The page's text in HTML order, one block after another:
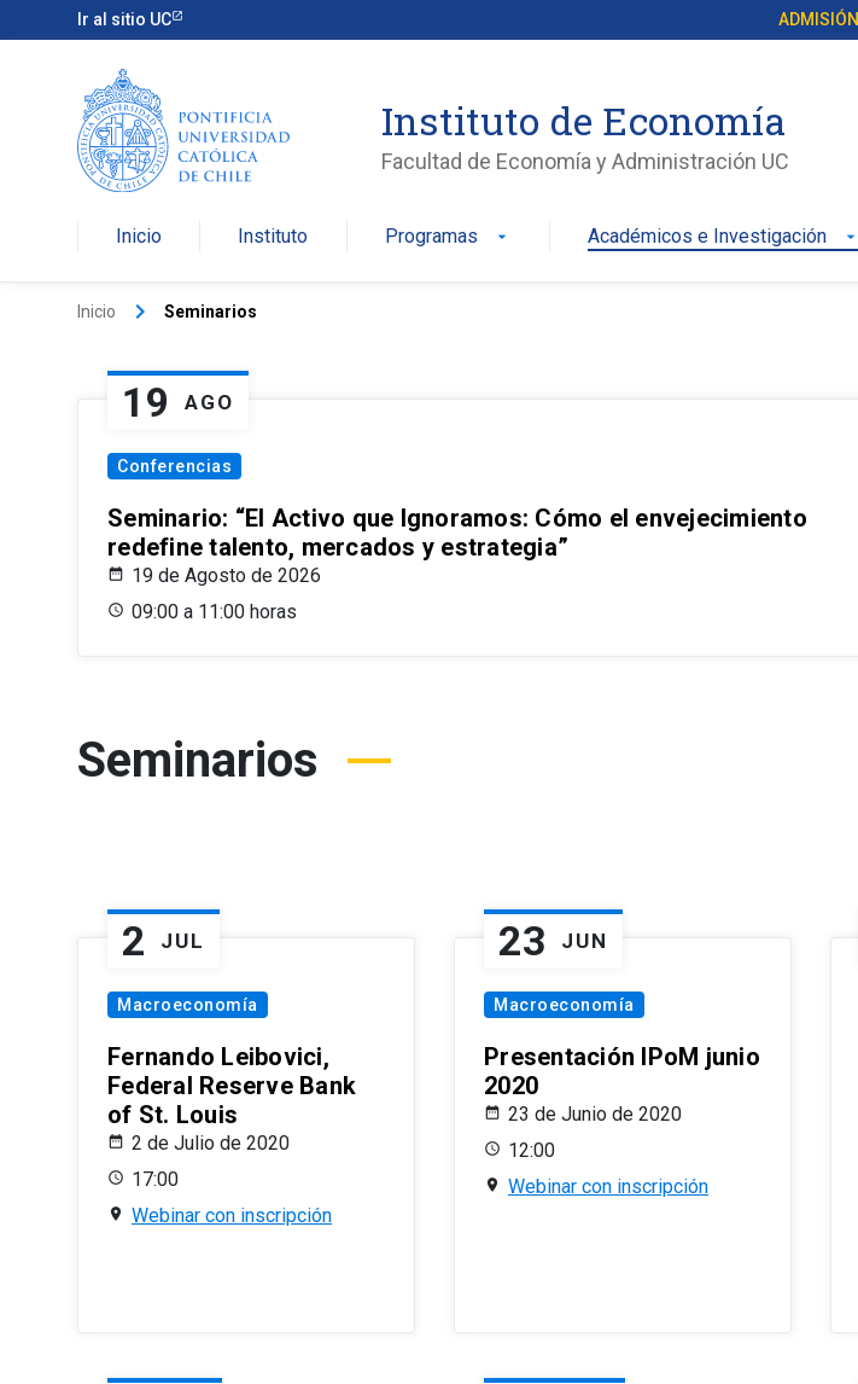
Ir al sitio UC ADMISIÓN
Instituto de Economía
Facultad de Economía y Administración UC
Inicio Instituto Programas arrow_drop_down Académicos e Investigación arrow_drop_down
Inicio keyboard_arrow_right Seminarios
19 AGO
Conferencias
Seminario: “El Activo que Ignoramos: Cómo el envejecimiento
redefine talento, mercados y estrategia”
19 de Agosto de 2026
09:00 a 11:00 horas
Seminarios
2 JUL
Macroeconomía
Fernando Leibovici,
Federal Reserve Bank
of St. Louis
2 de Julio de 2020
17:00
Webinar con inscripción
23 JUN
Macroeconomía
Presentación IPoM junio
2020
23 de Junio de 2020
12:00
Webinar con inscripción